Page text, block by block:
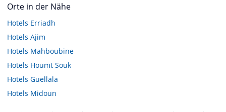
Orte in der Nähe
Hotels Erriadh
Hotels Ajim
Hotels Mahboubine
Hotels Houmt Souk
Hotels Guellala
Hotels Midoun